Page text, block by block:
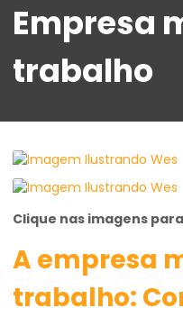
Empresa
trabalho
Clique nas imagens
A empresa
trabalho: